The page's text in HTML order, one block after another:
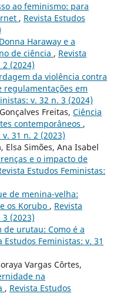
ao feminismo: para
, Revista Estudos
Donna Haraway e a
de ciência , Revista
(2024)
da violência contra
regulamentações em
v. 32 n. 3 (2024)
Freitas, Ciência
contemporâneos ,
31 n. 2 (2023)
Elsa Simões, Ana Isabel
e o impacto de
Estudos Feministas:
de menina-velha:
os Korubo , Revista
(2023)
de urutau: Como é a
Estudos Feministas: v. 31
Vargas Côrtes,
na
, Revista Estudos